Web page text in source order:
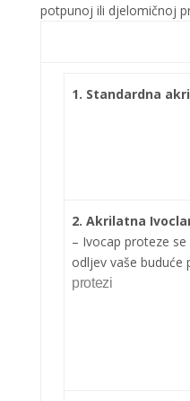
potpunoj ili djelomičnoj
1. Standardna
2. Akrilatna
– Ivocap proteze
odljev vaše buduće
protezi